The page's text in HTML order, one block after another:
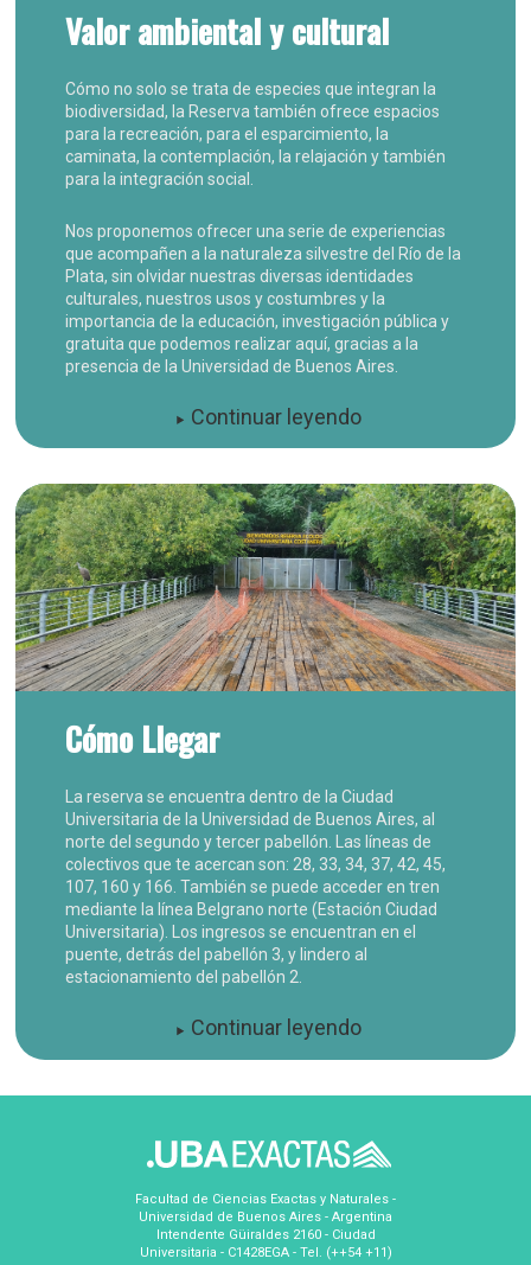
Valor ambiental y cultural
Cómo no solo se trata de especies que integran la
biodiversidad, la Reserva también ofrece espacios
para la recreación, para el esparcimiento, la
caminata, la contemplación, la relajación y también
para la integración social.
Nos proponemos ofrecer una serie de experiencias
que acompañen a la naturaleza silvestre del Río de la
Plata, sin olvidar nuestras diversas identidades
culturales, nuestros usos y costumbres y la
importancia de la educación, investigación pública y
gratuita que podemos realizar aquí, gracias a la
presencia de la Universidad de Buenos Aires.
Continuar leyendo
Cómo Llegar
La reserva se encuentra dentro de la Ciudad
Universitaria de la Universidad de Buenos Aires, al
norte del segundo y tercer pabellón. Las líneas de
colectivos que te acercan son: 28, 33, 34, 37, 42, 45,
107, 160 y 166. También se puede acceder en tren
mediante la línea Belgrano norte (Estación Ciudad
Universitaria). Los ingresos se encuentran en el
puente, detrás del pabellón 3, y lindero al
estacionamiento del pabellón 2.
Continuar leyendo
Facultad de Ciencias Exactas y Naturales -
Universidad de Buenos Aires - Argentina
Intendente Güiraldes 2160 - Ciudad
Universitaria - C1428EGA - Tel. (++54 +11)